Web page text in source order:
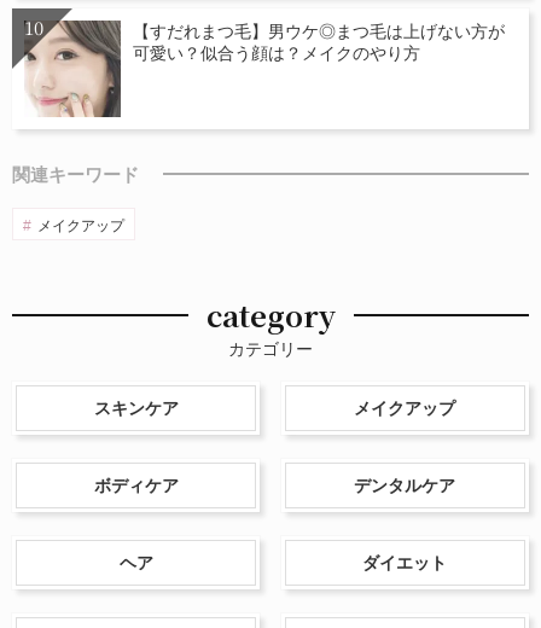
【すだれまつ毛】男ウケ◎まつ毛は上げない方が
可愛い？似合う顔は？メイクのやり方
関連キーワード
メイクアップ
category
カテゴリー
スキンケア メイクアップ
ボディケア デンタルケア
ヘア ダイエット